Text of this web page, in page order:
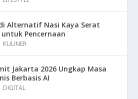
Alternatif Nasi Kaya Serat
Pencernaan
KULINER
Jakarta 2026 Ungkap Masa
Berbasis AI
DIGITAL